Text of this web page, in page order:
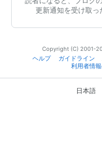
更新通知を受け取っ
Copyright (C) 2001-
ヘルプ
ガイドライン
利用者情
日本語